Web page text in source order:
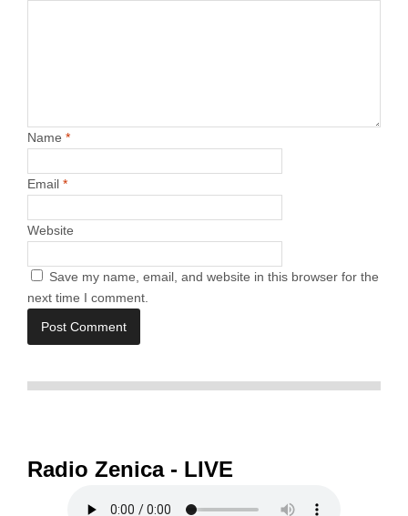
Name *
Email *
Website
Save my name, email, and website in this browser for the
next time I comment.
Radio Zenica - LIVE